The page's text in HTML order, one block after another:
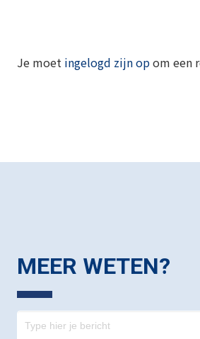
Je moet ingelogd zijn opom een
MEER WETEN?
Contact